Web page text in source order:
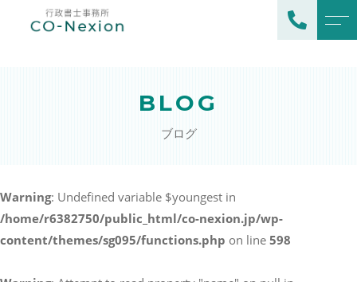
ビザ更新・変更（留学など
から就労に変更）
永住・帰化申請
お知らせ
BLOG
ブログ
Warning: Undefined variable $youngest in
/home/r6382750/public_html/co-nexion.jp/wp-
content/themes/sg095/functions.php on line 598